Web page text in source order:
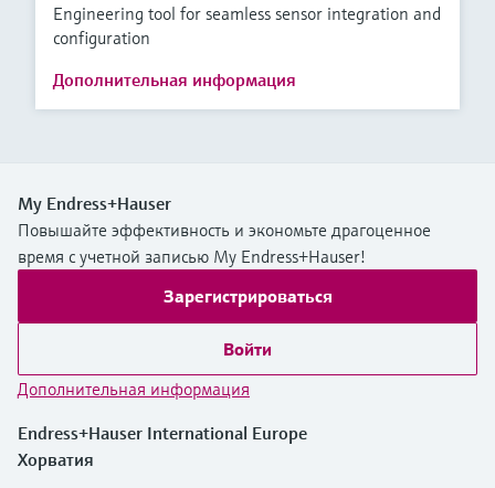
Engineering tool for seamless sensor integration and
configuration
Дополнительная информация
My Endress+Hauser
Повышайте эффективность и экономьте драгоценное
время с учетной записью My Endress+Hauser!
Зарегистрироваться
Войти
Дополнительная информация
Endress+Hauser International Europe
Хорватия